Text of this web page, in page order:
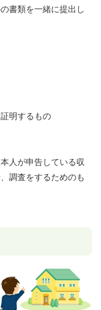
書類を一緒に提出し
明するもの
人が申告している収
調査をするためのも